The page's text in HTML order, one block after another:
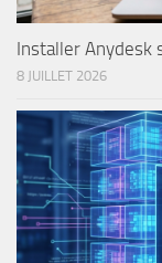
Installer Anydesk
8 JUILLET 2026